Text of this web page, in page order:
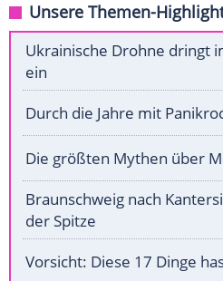
Unsere Themen-
Ukrainische Drohne dringt
ein
Durch die Jahre mit
Die größten Mythen über
Braunschweig nach
der Spitze
Vorsicht: Diese 17 Dinge